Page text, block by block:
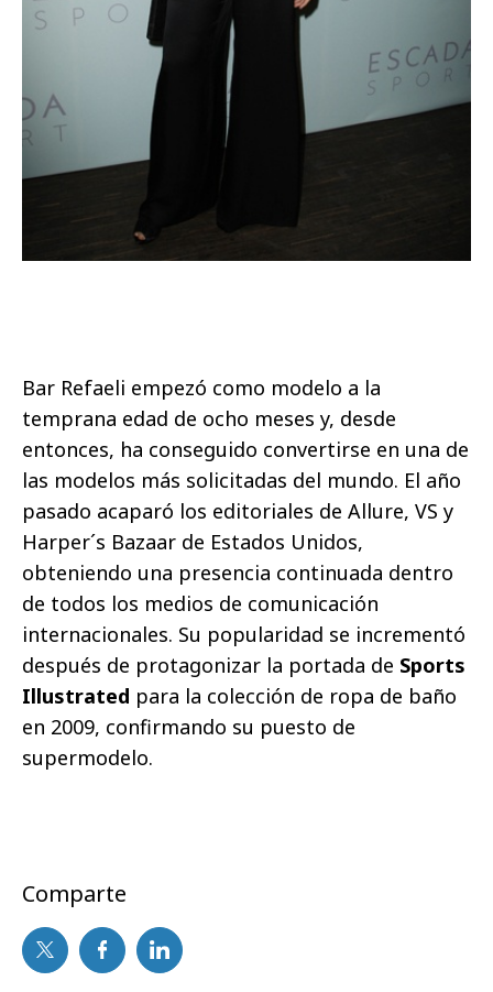
Bar Refaeli empezó como modelo a la
temprana edad de ocho meses y, desde
entonces, ha conseguido convertirse en una de
las modelos más solicitadas del mundo. El año
pasado acaparó los editoriales de Allure, VS y
Harper´s Bazaar de Estados Unidos,
obteniendo una presencia continuada dentro
de todos los medios de comunicación
internacionales. Su popularidad se incrementó
después de protagonizar la portada de Sports
Illustrated para la colección de ropa de baño
en 2009, confirmando su puesto de
supermodelo.
Comparte